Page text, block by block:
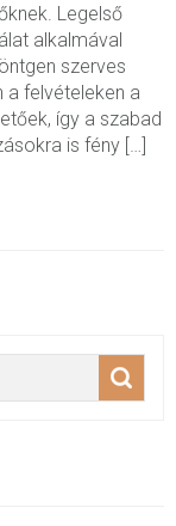
Legelső
alkalmával
szerves
a felvételeken a
így a szabad
is fény […]